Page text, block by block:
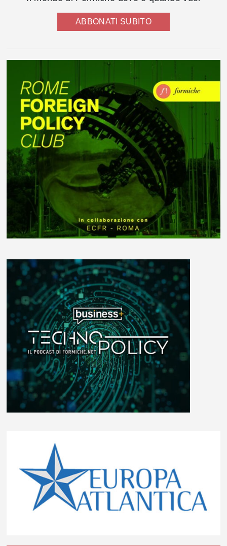
ABBONATI SUBITO